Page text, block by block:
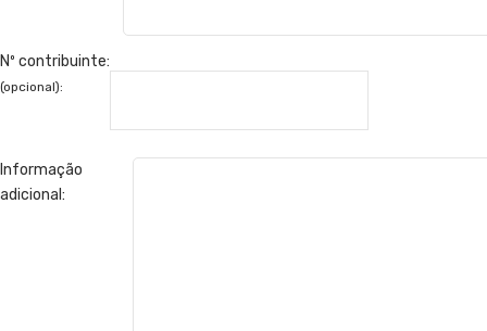
Nº contribuinte:
(opcional):
Informação
adicional: